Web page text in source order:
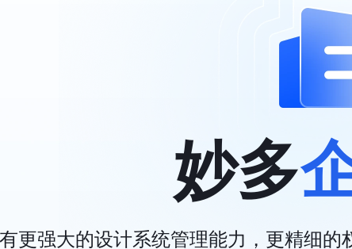
妙多
更强大的设计系统管理能力，更精细